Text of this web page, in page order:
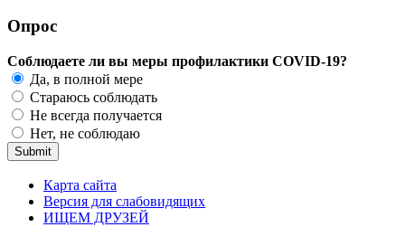
Опрос
Соблюдаете ли вы меры профилактики COVID-19?
Да, в полной мере
Стараюсь соблюдать
Не всегда получается
Нет, не соблюдаю
Карта сайта
Версия для слабовидящих
ИЩЕМ ДРУЗЕЙ